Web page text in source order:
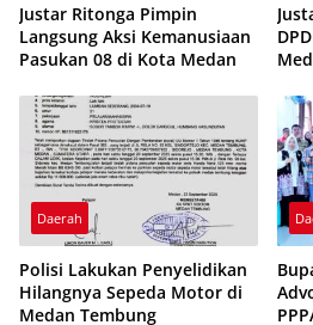
Justar Ritonga Pimpin
Langsung Aksi Kemanusiaan
Pasukan 08 di Kota Medan
Daerah
Polisi Lakukan Penyelidikan
Hilangnya Sepeda Motor di
Medan Tembung